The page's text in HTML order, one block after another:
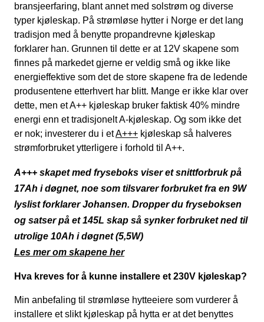
bransjeerfaring, blant annet med solstrøm og diverse
typer kjøleskap. På strømløse hytter i Norge er det lang
tradisjon med å benytte propandrevne kjøleskap
forklarer han. Grunnen til dette er at 12V skapene som
finnes på markedet gjerne er veldig små og ikke like
energieffektive som det de store skapene fra de ledende
produsentene etterhvert har blitt. Mange er ikke klar over
dette, men et A++ kjøleskap bruker faktisk 40% mindre
energi enn et tradisjonelt A-kjøleskap. Og som ikke det
er nok; investerer du i etA+++ kjøleskap så halveres
strømforbruket ytterligere i forhold til A++.
A+++ skapet med fryseboks viser et snittforbruk på
17Ah i døgnet, noe som tilsvarer forbruket fra en 9W
lyslist forklarer Johansen. Dropper du fryseboksen
og satser på et 145L skap så synker forbruket ned til
utrolige 10Ah i døgnet (5,5W)
Les mer om skapene her
Hva kreves for å kunne installere et 230V kjøleskap?
Min anbefaling til strømløse hytteeiere som vurderer å
installere et slikt kjøleskap på hytta er at det benyttes